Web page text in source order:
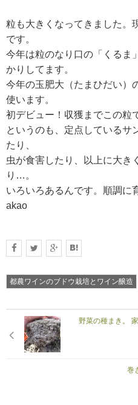
粒も大きくなってきました。
です。
今年は粒のなり口の「くるま
かりしてます。
今年の玉肥大（たまひだい）
使います。
初デビュー！収獲までこの粒
というのも、定点しているサ
たり、
虫が食害したり、以上に大き
り…。
いろいろあるんです。順調に
akao
都農ワインのブドウ栽培とワイン醸造
野菜の種まき。
巻